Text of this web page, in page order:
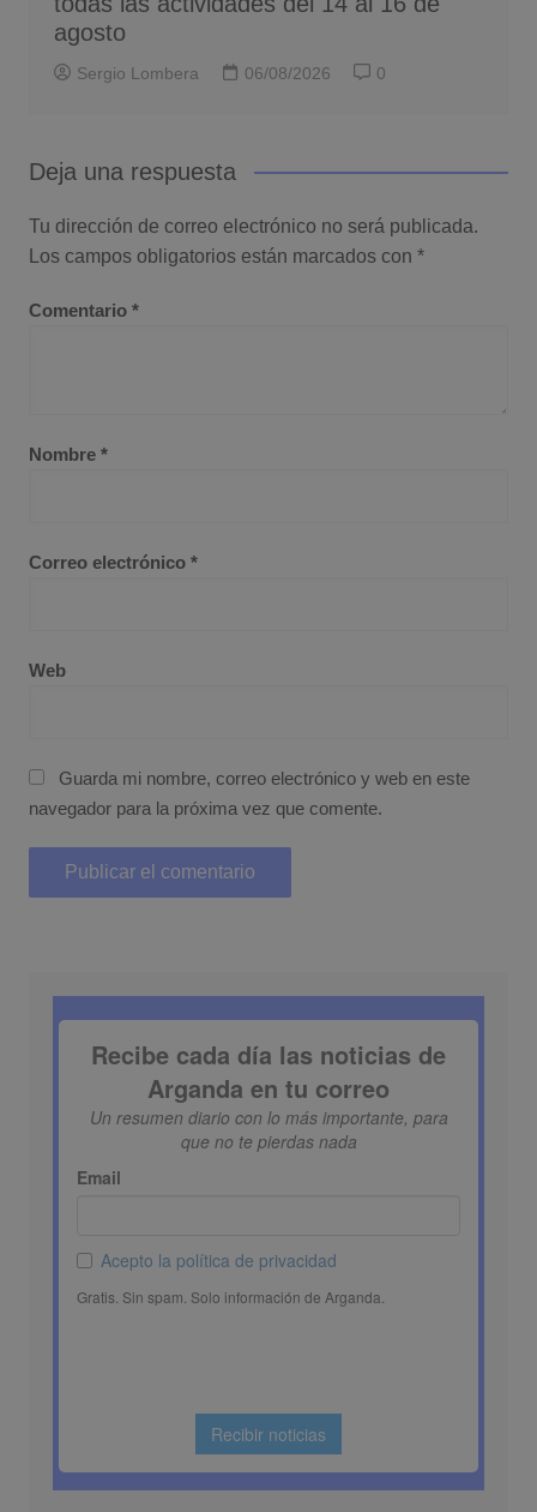
agosto
Sergio Lombera 06/08/2026 0
Deja una respuesta
Tu dirección de correo electrónico no será publicada.
Los campos obligatorios están marcados con *
Comentario *
Nombre *
Correo electrónico *
Web
Guarda mi nombre, correo electrónico y web en este
navegador para la próxima vez que comente.